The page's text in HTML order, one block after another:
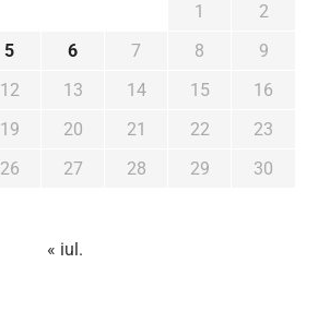
1
2
5 6 7 8
9
12 13 14 15
16
19 20 21 22
23
26 27 28 29
30
« iul.